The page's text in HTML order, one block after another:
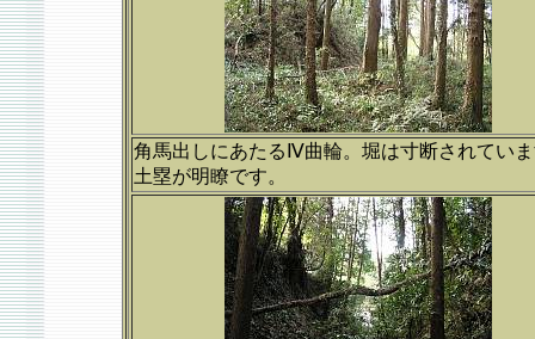
角馬出しにあたるⅣ曲輪。堀は寸断されてい
土塁が明瞭です。